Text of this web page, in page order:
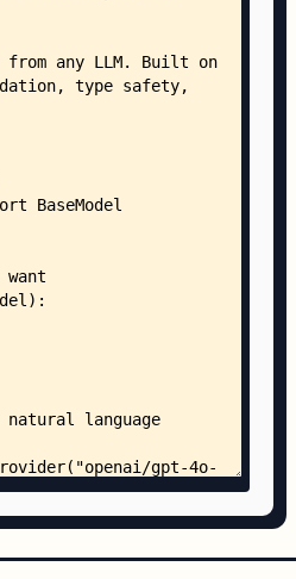
assessment.md
started.md
here.md
aisummit-2023.md